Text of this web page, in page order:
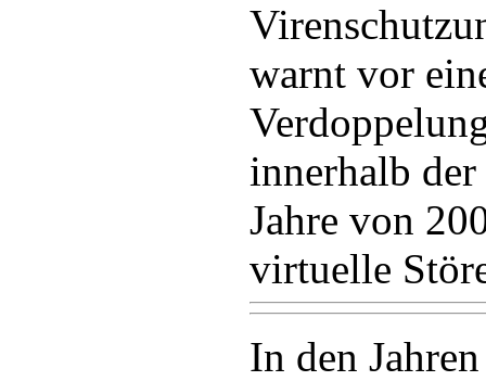
warnt vor
innerhalb
Jahre von
virtuelle
In den